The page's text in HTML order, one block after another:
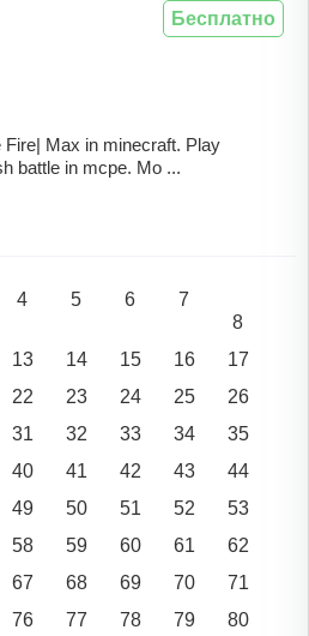
Max in minecraft. Play
battle in mcpe. Mo ...
Бесплатно
4 5 6
7
8
13 14 15 16
17
22 23 24 25
26
31 32 33 34
35
40 41 42 43
44
49 50 51 52
53
58 59 60 61
62
67 68 69 70
71
76 77 78 79 80